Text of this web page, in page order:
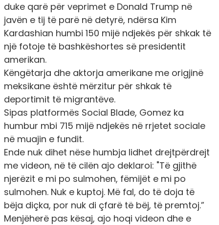
duke qarë për veprimet e Donald Trump në
javën e tij të parë në detyrë, ndërsa Kim
Kardashian humbi 150 mijë ndjekës për shkak të
një fotoje të bashkëshortes së presidentit
amerikan.
Këngëtarja dhe aktorja amerikane me origjinë
meksikane është mërzitur për shkak të
deportimit të migrantëve.
Sipas platformës Social Blade, Gomez ka
humbur mbi 715 mijë ndjekës në rrjetet sociale
në muajin e fundit.
Ende nuk dihet nëse humbja lidhet drejtpërdrejt
me videon, në të cilën ajo deklaroi: "Të gjithë
njerëzit e mi po sulmohen, fëmijët e mi po
sulmohen. Nuk e kuptoj. Më fal, do të doja të
bëja diçka, por nuk di çfarë të bëj, të premtoj.”
Menjëherë pas kësaj, ajo hoqi videon dhe e